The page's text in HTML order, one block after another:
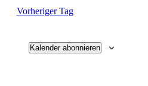
Vorheriger Tag
Kalender abonnieren